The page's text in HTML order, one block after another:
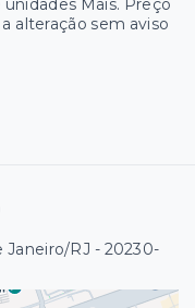
Mais. Preço
alteração sem aviso
Janeiro/RJ - 20230-